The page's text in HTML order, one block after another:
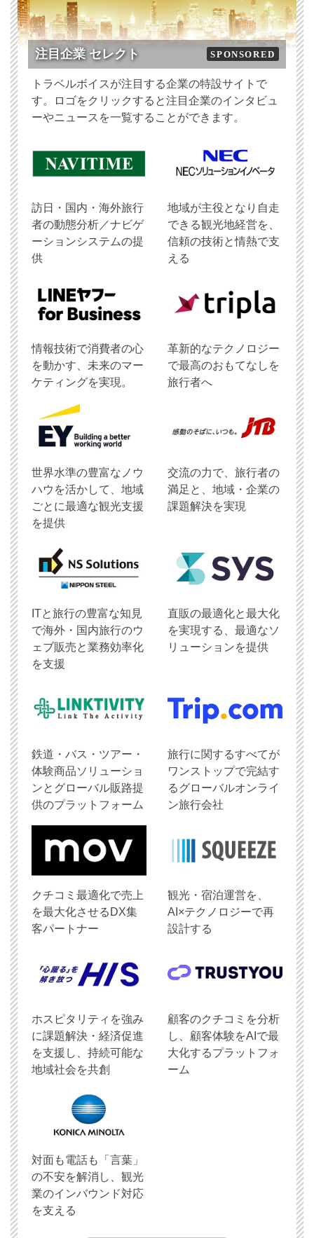
注目企業 セレクト SPONSORED
トラベルボイスが注目する企業の特設サイトで
す。ロゴをクリックすると注目企業のインタビュ
ーやニュースを一覧することができます。
訪日・国内・海外旅行
者の動態分析／ナビゲ
ーションシステムの提
供
地域が主役となり自走
できる観光地経営を、
信頼の技術と情熱で支
える
情報技術で消費者の心
を動かす、未来のマー
ケティングを実現。
革新的なテクノロジー
で最高のおもてなしを
旅行者へ
世界水準の豊富なノウ
ハウを活かして、地域
ごとに最適な観光支援
を提供
交流の力で、旅行者の
満足と、地域・企業の
課題解決を実現
ITと旅行の豊富な知見
で海外・国内旅行のウ
ェブ販売と業務効率化
を支援
直販の最適化と最大化
を実現する、最適なソ
リューションを提供
鉄道・バス・ツアー・
体験商品ソリューショ
ンとグローバル販路提
供のプラットフォーム
旅行に関するすべてが
ワンストップで完結す
るグローバルオンライ
ン旅行会社
クチコミ最適化で売上
を最大化させるDX集
客パートナー
観光・宿泊運営を、
AI×テクノロジーで再
設計する
ホスピタリティを強み
に課題解決・経済促進
を支援し、持続可能な
地域社会を共創
顧客のクチコミを分析
し、顧客体験をAIで最
大化するプラットフォ
ーム
対面も電話も「言葉」
の不安を解消し、観光
業のインバウンド対応
を支える